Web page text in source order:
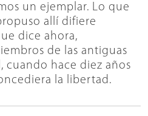
un ejemplar. Lo que
allí difiere
dice ahora,
de las antiguas
cuando hace diez años
la libertad.